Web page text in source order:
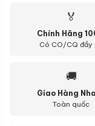
🏅
Chính Hãng
Có CO/CQ đầy
🚚
Giao Hàng
Toàn quốc